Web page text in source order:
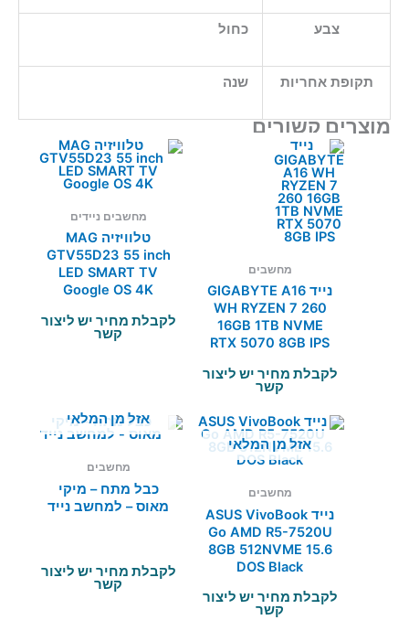
צבע כחול
תקופת אחריות שנה
מוצרים קשורים
מחשבים
נייד GIGABYTE A16
WH RYZEN 7 260
16GB 1TB NVME
RTX 5070 8GB IPS
לקבלת מחיר יש ליצור
קשר
מחשבים ניידים
טלוויזיה MAG
GTV55D23 55 inch
LED SMART TV
Google OS 4K
לקבלת מחיר יש ליצור
קשר
אזל מן המלאי
מחשבים
נייד ASUS VivoBook
Go AMD R5-7520U
8GB 512NVME 15.6
DOS Black
לקבלת מחיר יש ליצור
קשר
אזל מן המלאי
מחשבים
כבל מתח – מיקי
מאוס – למחשב נייד
לקבלת מחיר יש ליצור
קשר